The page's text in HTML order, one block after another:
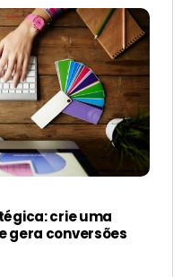
crie uma
gera conversões